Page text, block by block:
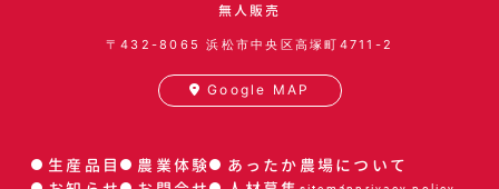
無人販売
〒432-8065 浜松市中央区高塚町4711-2
Google MAP
生産品目 農業体験
あったか農場について